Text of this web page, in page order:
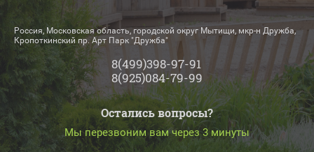
Россия, Московская область, городской округ Мытищи, мкр-н Дружба,
Кропоткинский пр. Арт Парк "Дружба"
8(499)398-97-91
8(925)084-79-99
Остались вопросы?
Мы перезвоним вам через 3 минуты